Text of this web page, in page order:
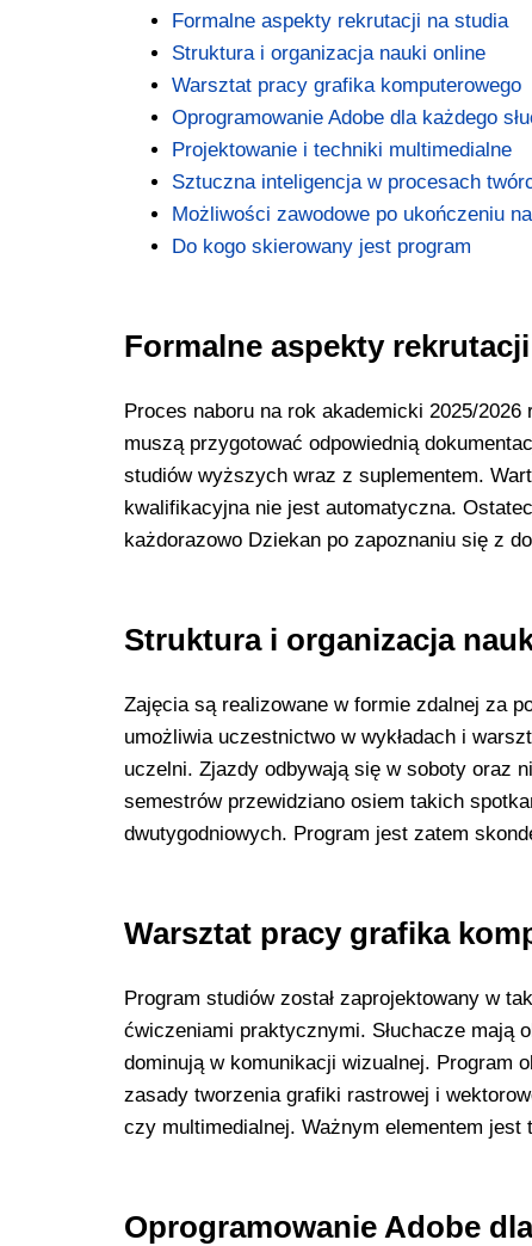
Formalne aspekty rekrutacji na studia
Struktura i organizacja nauki online
Warsztat pracy grafika komputerowego
Oprogramowanie Adobe dla każdego
Projektowanie i techniki multimedialne
Sztuczna inteligencja w procesach
Możliwości zawodowe po ukończeniu
Do kogo skierowany jest program
Formalne aspekty
Proces naboru na rok akademicki 2025/
muszą przygotować odpowiednią
studiów wyższych wraz z suplementem.
kwalifikacyjna nie jest automatyczna.
każdorazowo Dziekan po zapoznaniu się z
Struktura i organizacja
Zajęcia są realizowane w formie zdalnej za
umożliwia uczestnictwo w wykładach i
uczelni. Zjazdy odbywają się w soboty oraz
semestrów przewidziano osiem takich
dwutygodniowych. Program jest zatem
Warsztat pracy grafika
Program studiów został zaprojektowany w
ćwiczeniami praktycznymi. Słuchacze mają
dominują w komunikacji wizualnej. Program
zasady tworzenia grafiki rastrowej i
czy multimedialnej. Ważnym elementem
Oprogramowanie Adobe